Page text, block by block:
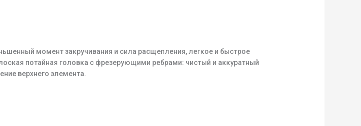
момент закручивания и сила расщепления, легкое и быстрое
потайная головка с фрезерующими ребрами: чистый и аккуратный
верхнего элемента.